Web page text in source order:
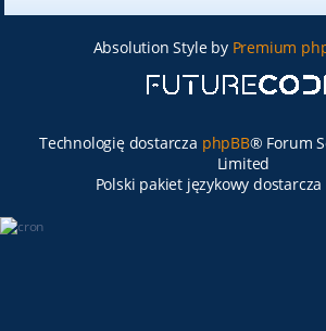
Absolution Style by Premium
Technologię dostarcza phpBB® Forum
Limited
Polski pakiet językowy dostarcza